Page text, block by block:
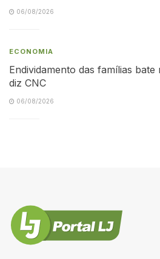
06/08/2026
ECONOMIA
Endividamento das famílias
diz CNC
06/08/2026